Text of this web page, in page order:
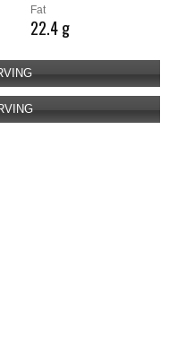
Fat
22.4 g